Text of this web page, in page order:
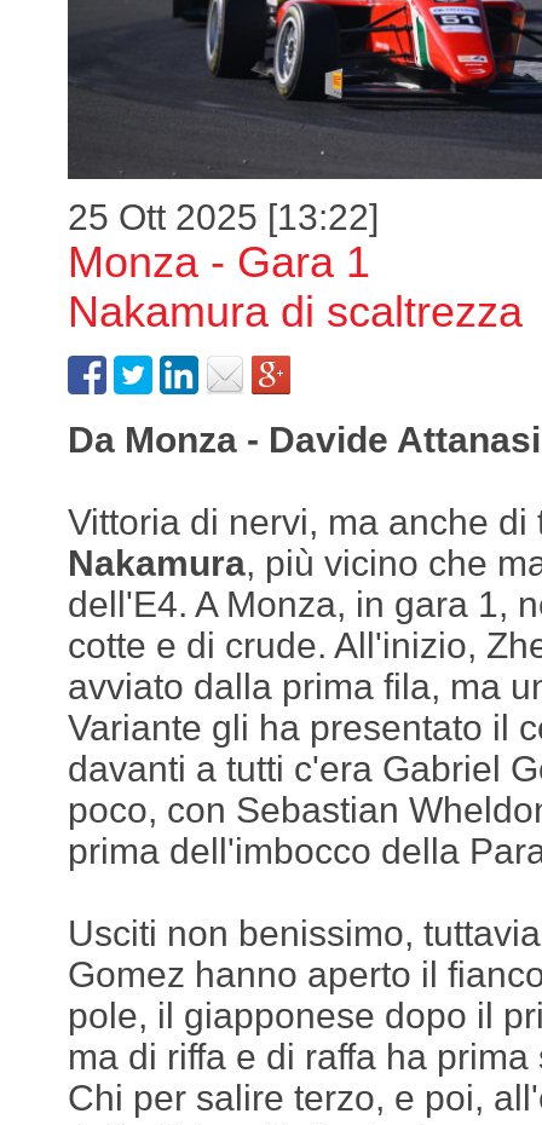
25 Ott 2025 [13:22]
Monza - Gara 1
Nakamura di scaltrezza
Da Monza - Davide
Vittoria di nervi, ma anche
Nakamura, più vicino che
dell'E4. A Monza, in gara 1,
cotte e di crude. All'inizio,
avviato dalla prima fila, ma
Variante gli ha presentato il
davanti a tutti c'era Gabriel
poco, con Sebastian
prima dell'imbocco della
Usciti non benissimo,
Gomez hanno aperto il
pole, il giapponese dopo il
ma di riffa e di raffa ha
Chi per salire terzo, e poi,